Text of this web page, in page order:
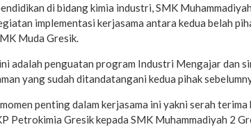
di bidang kimia industri, SMK
implementasi kerjasama antara kedua belah
Muda Gresik.
adalah penguatan program Industri Mengajar dan
yang sudah ditandatangani kedua pihak
penting dalam kerjasama ini yakni serah
Petrokimia Gresik kepada SMK Muhammadiyah 2